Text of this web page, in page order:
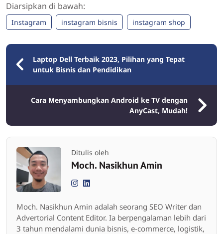
Diarsipkan di bawah:
Instagram instagram bisnis instagram shop
Laptop Dell Terbaik 2023, Pilihan yang Tepat
untuk Bisnis dan Pendidikan
Cara Menyambungkan Android ke TV dengan
AnyCast, Mudah!
Ditulis oleh
Moch. Nasikhun Amin
Moch. Nasikhun Amin adalah seorang SEO Writer dan
Advertorial Content Editor. Ia berpengalaman lebih dari
3 tahun mendalami dunia bisnis, e-commerce, logistik,